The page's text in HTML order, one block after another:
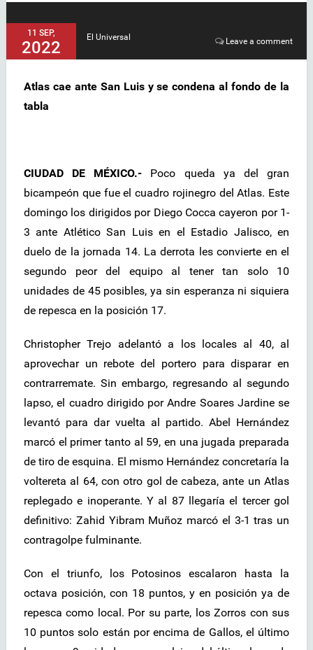
11 SEP,
2022
El Universal Leave a comment
Atlas cae ante San Luis y se condena al fondo de la
tabla
CIUDAD DE MÉXICO.- Poco queda ya del gran
bicampeón que fue el cuadro rojinegro del Atlas. Este
domingo los dirigidos por Diego Cocca cayeron por 1-
3 ante Atlético San Luis en el Estadio Jalisco, en
duelo de la jornada 14. La derrota les convierte en el
segundo peor del equipo al tener tan solo 10
unidades de 45 posibles, ya sin esperanza ni siquiera
de repesca en la posición 17.
Christopher Trejo adelantó a los locales al 40, al
aprovechar un rebote del portero para disparar en
contrarremate. Sin embargo, regresando al segundo
lapso, el cuadro dirigido por Andre Soares Jardine se
levantó para dar vuelta al partido. Abel Hernández
marcó el primer tanto al 59, en una jugada preparada
de tiro de esquina. El mismo Hernández concretaría la
voltereta al 64, con otro gol de cabeza, ante un Atlas
replegado e inoperante. Y al 87 llegaría el tercer gol
definitivo: Zahid Yibram Muñoz marcó el 3-1 tras un
contragolpe fulminante.
Con el triunfo, los Potosinos escalaron hasta la
octava posición, con 18 puntos, y en posición ya de
repesca como local. Por su parte, los Zorros con sus
10 puntos solo están por encima de Gallos, el último